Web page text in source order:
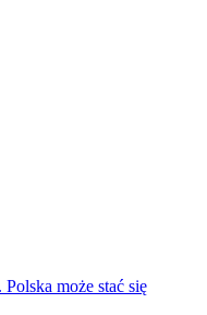
może stać się